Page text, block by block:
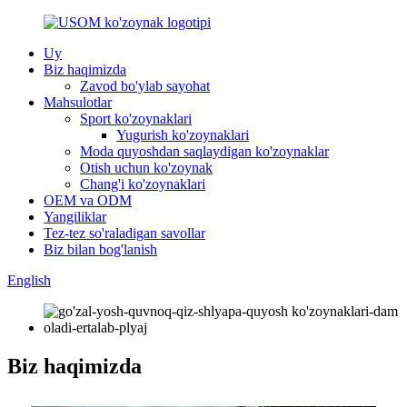
Uy
Biz haqimizda
Zavod bo'ylab sayohat
Mahsulotlar
Sport ko'zoynaklari
Yugurish ko'zoynaklari
Moda quyoshdan saqlaydigan ko'zoynaklar
Otish uchun ko'zoynak
Chang'i ko'zoynaklari
OEM va ODM
Yangiliklar
Tez-tez so'raladigan savollar
Biz bilan bog'lanish
English
Biz haqimizda